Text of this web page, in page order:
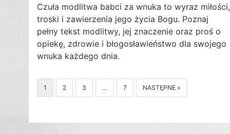
Czuła modlitwa babci za wnuka to wyraz miłości,
troski i zawierzenia jego życia Bogu. Poznaj
pełny tekst modlitwy, jej znaczenie oraz proś o
opiekę, zdrowie i błogosławieństwo dla swojego
wnuka każdego dnia.
1 2 3 … 7 NASTĘPNE »